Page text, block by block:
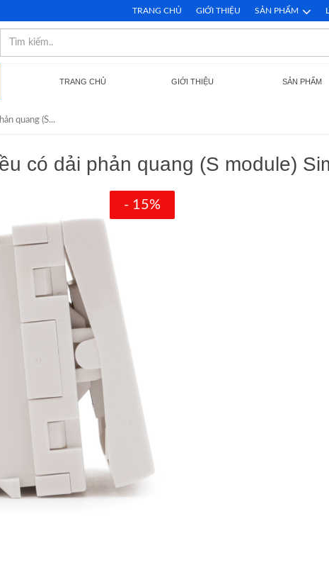
TRANG CHỦ GIỚI THIỆU SẢN PHẨM
TRANG CHỦ GIỚI THIỆU SẢN PHẨM
quang (S...
có dải phản quang (S module)
- 15%